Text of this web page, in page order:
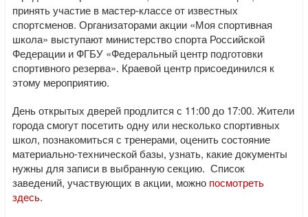
принять участие в мастер-классе от известных
спортсменов. Организаторами акции «Моя спортивная
школа» выступают министерство спорта Российской
Федерации и ФГБУ «Федеральный центр подготовки
спортивного резерва». Краевой центр присоединился к
этому мероприятию.
День открытых дверей продлится с 11:00 до 17:00. Жители
города смогут посетить одну или несколько спортивных
школ, познакомиться с тренерами, оценить состояние
материально-технической базы, узнать, какие документы
нужны для записи в выбранную секцию. Список
заведений, участвующих в акции, можно посмотреть
здесь.